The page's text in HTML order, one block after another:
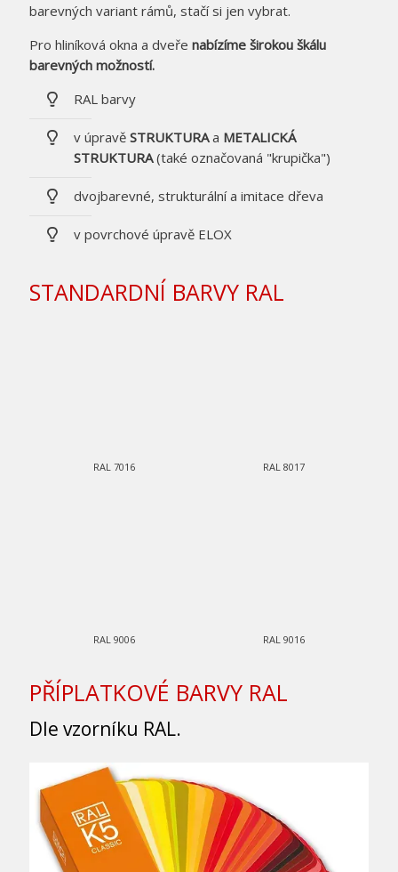
barevných variant rámů, stačí si jen vybrat.
Pro hliníková okna a dveře nabízíme širokou škálu
barevných možností.
RAL barvy
v úpravě STRUKTURAa METALICKÁ
STRUKTURA(také označovaná "krupička")
dvojbarevné, strukturální a imitace dřeva
v povrchové úpravě ELOX
STANDARDNÍ BARVY RAL
RAL 7016 RAL 8017
RAL 9006 RAL 9016
PŘÍPLATKOVÉ BARVY RAL
Dle vzorníku RAL.